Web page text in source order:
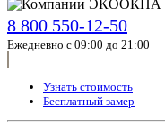
8 800 550-12-50
Ежедневно с 09:00 до 21:00
Узнать стоимость
Бесплатный замер